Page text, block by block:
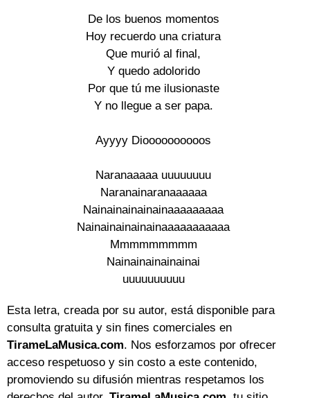
De los buenos momentos
Hoy recuerdo una criatura
Que murió al final,
Y quedo adolorido
Por que tú me ilusionaste
Y no llegue a ser papa.
Ayyyy Dioooooooooos
Naranaaaaa uuuuuuuu
Naranainaranaaaaaa
Nainainainainainaaaaaaaaa
Nainainainainainaaaaaaaaaaa
Mmmmmmmmm
Nainainainainainai
uuuuuuuuuu
Esta letra, creada por su autor, está disponible para
consulta gratuita y sin fines comerciales en
TirameLaMusica.com. Nos esforzamos por ofrecer
acceso respetuoso y sin costo a este contenido,
promoviendo su difusión mientras respetamos los